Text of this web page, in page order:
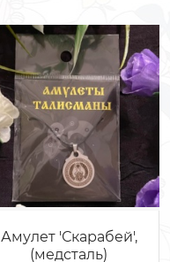
Амулет 'Скарабей',
(медсталь)